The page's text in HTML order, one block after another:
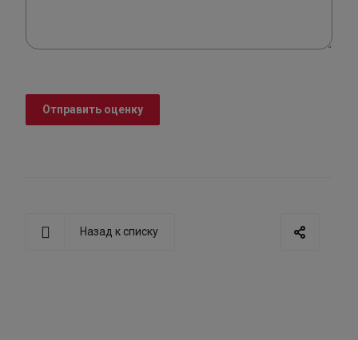
Отправить оценку
Назад к списку